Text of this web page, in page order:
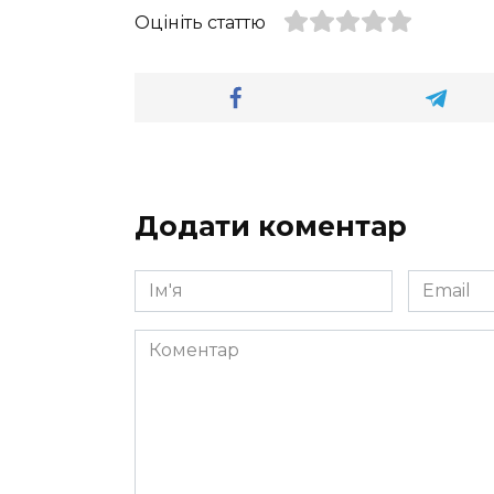
Оцініть статтю
Додати коментар
Ім'я
*
Email
*
Коментар